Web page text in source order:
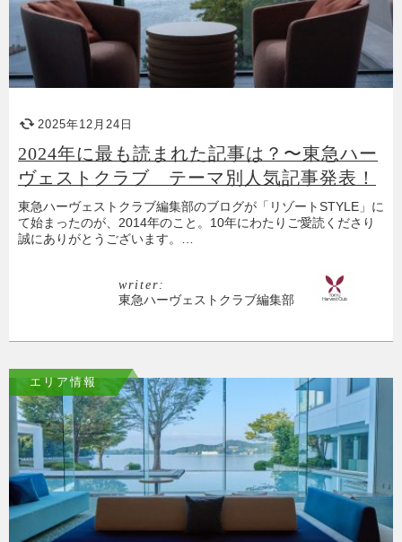
2025年12月24日
2024年に最も読まれた記事は？〜東急ハー
ヴェストクラブ テーマ別人気記事発表！
東急ハーヴェストクラブ編集部のブログが「リゾートSTYLE」に
て始まったのが、2014年のこと。10年にわたりご愛読くださり
誠にありがとうございます。…
writer:
東急ハーヴェストクラブ編集部
エリア情報